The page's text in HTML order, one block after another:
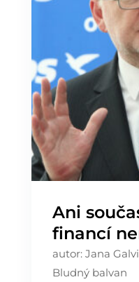
Ani
financí
autor: Jana
Bludný balvan